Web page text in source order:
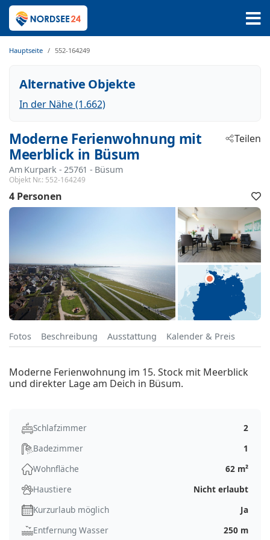
Hauptseite 552-164249
Alternative Objekte
In der Nähe (1.662)
Moderne Ferienwohnung mit
Meerblick in Büsum
Am Kurpark - 25761 - Büsum
Objekt Nr.: 552-164249
Teilen
4 Personen
Fotos Beschreibung Ausstattung Kalender & Preis
Moderne Ferienwohnung im 15. Stock mit Meerblick
und direkter Lage am Deich in Büsum.
Schlafzimmer
2
Badezimmer
1
Wohnfläche
62 m²
Haustiere
Nicht erlaubt
Kurzurlaub möglich
Ja
Entfernung Wasser
250 m